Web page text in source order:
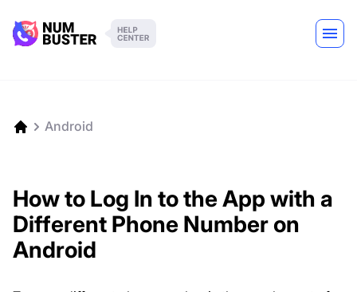
Android
How to Log In to the App with a
Different Phone Number on
Android